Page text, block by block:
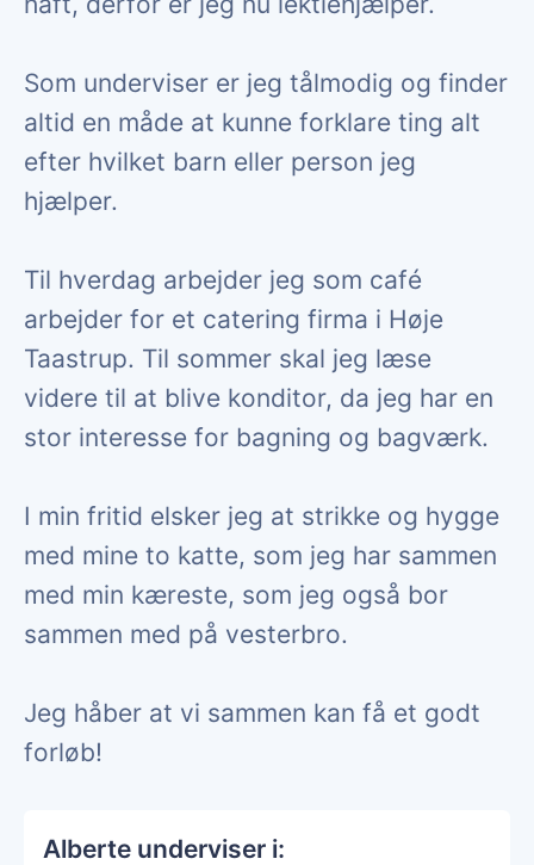
Som underviser er jeg tålmodig og finder
altid en måde at kunne forklare ting alt
efter hvilket barn eller person jeg
hjælper.
Til hverdag arbejder jeg som café
arbejder for et catering firma i Høje
Taastrup. Til sommer skal jeg læse
videre til at blive konditor, da jeg har en
stor interesse for bagning og bagværk.
I min fritid elsker jeg at strikke og hygge
med mine to katte, som jeg har sammen
med min kæreste, som jeg også bor
sammen med på vesterbro.
Jeg håber at vi sammen kan få et godt
forløb!
Alberte underviser i: